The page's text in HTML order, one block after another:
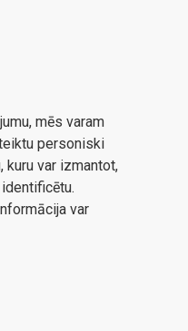
mēs varam
personiski
kuru var izmantot,
var